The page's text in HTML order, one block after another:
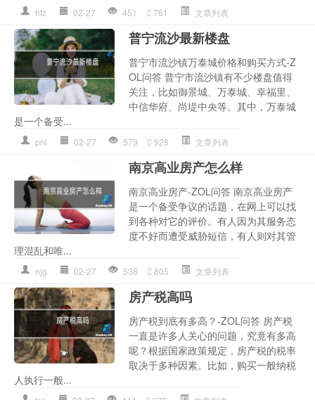
hfz 02-27 451 761 文章列表
普宁流沙最新楼盘
普宁市流沙镇万泰城价格和购买方式-Z
OL问答 普宁市流沙镇有不少楼盘值得
关注，比如御景城、万泰城、幸福里、
中信华府、尚堤中央等。其中，万泰城
是一个备受...
pnl 02-27 579 928 文章列表
南京高业房产怎么样
南京高业房产-ZOL问答 南京高业房产
是一个备受争议的话题，在网上可以找
到各种对它的评价。有人因为其服务态
度不好而遭受威胁短信，有人则对其管
理混乱和唯...
njg 02-27 538 805 文章列表
房产税高吗
房产税到底有多高？-ZOL问答 房产税
一直是许多人关心的问题，究竟有多高
呢？根据国家政策规定，房产税的税率
取决于多种因素。比如，购买一般纳税
人执行一般...